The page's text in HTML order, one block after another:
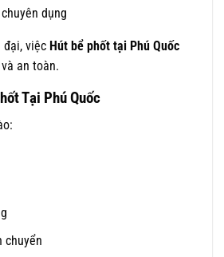
dụng
đại, việc Hút bể phốt tại Phú Quốc
an toàn.
Tại Phú Quốc
chuyển